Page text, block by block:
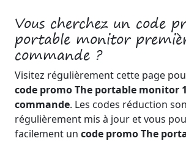
Vous cherchez un code
portable monitor
commande ?
Visitez régulièrement cette page
code promo The portable monitor
commande. Les codes réduction
régulièrement mis à jour et vous
facilement un code promo The